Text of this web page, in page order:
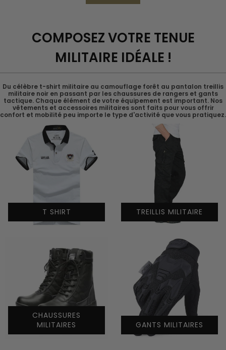
COMPOSEZ VOTRE TENUE
MILITAIRE IDÉALE !
Du célèbre t-shirt militaire au camouflage forêt au pantalon treillis
militaire noir en passant par les chaussures de rangers et gants
tactique. Chaque élément de votre équipement est important. Nos
vêtements et accessoires militaires sont faits pour vous offrir
confort et mobilité peu importe le type d'activité que vous pratiquez.
T SHIRT TREILLIS MILITAIRE
CHAUSSURES
MILITAIRES
GANTS MILITAIRES